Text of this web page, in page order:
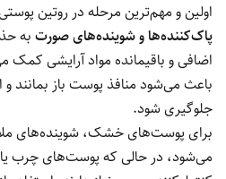
اولین و مهم‌ترین مرحله در روتین
پاک‌کننده‌ها و شوینده‌های صورت به
اضافی و باقیمانده مواد آرایشی کمک
باعث می‌شود منافذ پوست باز بمانند و
جلوگیری شود.
برای پوست‌های خشک، شوینده‌های
می‌شود، در حالی که پوست‌های چرب